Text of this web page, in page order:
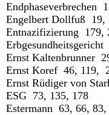
Endphaseverbrechen
Engelbert Dollfuß 19,
Entnazifizierung 179,
Ernst Kaltenbrunner
Ernst Koref 46, 119,
Ernst Rüdiger von
ESG 73, 135, 178
Estermann 63, 66, 83,